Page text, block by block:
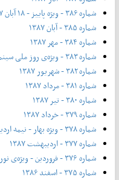
شماره ۳۸۶ - ویژه پاییز - ۱۸ آبان ۱۳۸۷
شماره ۳۸۵ - آبان ۱۳۸۷
شماره ۳۸۴ - مهر ۱۳۸۷
شماره ۳۸۳ - ویژه‌ی روز ملی سینما - نیمه‌ی دوم شهریور ۱۳۸۷
شماره ۳۸۲ - شهریور ۱۳۸۷
شماره ۳۸۱ - مرداد ۱۳۸۷
شماره ۳۸۰ - تیر ۱۳۸۷
شماره ۳۷۹ - خرداد ۱۳۸۷
شماره ۳۷۸ - ویژه بهار - نیمه‌ اردیبهشت ۱۳۸۷
شماره ۳۷۷ - اردیبهشت ۱۳۸۷
شماره ۳۷۶ - فروردین - ویژه‌ی نوروز ۱۳۸۷
شماره ۳۷۵ - اسفند ۱۳۸۶